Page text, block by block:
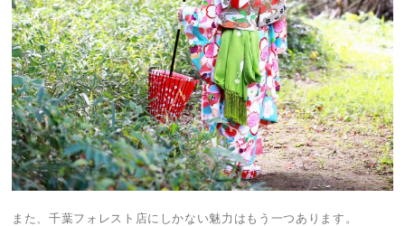
また、千葉フォレスト店にしかない魅力はもう一つあります。